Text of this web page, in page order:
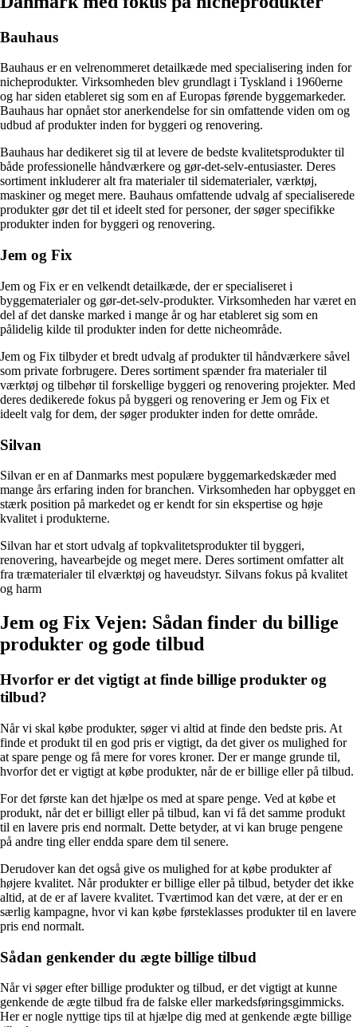
Bauhaus
Bauhaus er en velrenommeret detailkæde med specialisering inden for
nicheprodukter. Virksomheden blev grundlagt i Tyskland i 1960erne
og har siden etableret sig som en af Europas førende byggemarkeder.
Bauhaus har opnået stor anerkendelse for sin omfattende viden om og
udbud af produkter inden for byggeri og renovering.
Bauhaus har dedikeret sig til at levere de bedste kvalitetsprodukter til
både professionelle håndværkere og gør-det-selv-entusiaster. Deres
sortiment inkluderer alt fra materialer til sidematerialer, værktøj,
maskiner og meget mere. Bauhaus omfattende udvalg af specialiserede
produkter gør det til et ideelt sted for personer, der søger specifikke
produkter inden for byggeri og renovering.
Jem og Fix
Jem og Fix er en velkendt detailkæde, der er specialiseret i
byggematerialer og gør-det-selv-produkter. Virksomheden har været en
del af det danske marked i mange år og har etableret sig som en
pålidelig kilde til produkter inden for dette nicheområde.
Jem og Fix tilbyder et bredt udvalg af produkter til håndværkere såvel
som private forbrugere. Deres sortiment spænder fra materialer til
værktøj og tilbehør til forskellige byggeri og renovering projekter. Med
deres dedikerede fokus på byggeri og renovering er Jem og Fix et
ideelt valg for dem, der søger produkter inden for dette område.
Silvan
Silvan er en af Danmarks mest populære byggemarkedskæder med
mange års erfaring inden for branchen. Virksomheden har opbygget en
stærk position på markedet og er kendt for sin ekspertise og høje
kvalitet i produkterne.
Silvan har et stort udvalg af topkvalitetsprodukter til byggeri,
renovering, havearbejde og meget mere. Deres sortiment omfatter alt
fra træmaterialer til elværktøj og haveudstyr. Silvans fokus på kvalitet
og harm
Jem og Fix Vejen: Sådan finder du billige
produkter og gode tilbud
Hvorfor er det vigtigt at finde billige produkter og
tilbud?
Når vi skal købe produkter, søger vi altid at finde den bedste pris. At
finde et produkt til en god pris er vigtigt, da det giver os mulighed for
at spare penge og få mere for vores kroner. Der er mange grunde til,
hvorfor det er vigtigt at købe produkter, når de er billige eller på tilbud.
For det første kan det hjælpe os med at spare penge. Ved at købe et
produkt, når det er billigt eller på tilbud, kan vi få det samme produkt
til en lavere pris end normalt. Dette betyder, at vi kan bruge pengene
på andre ting eller endda spare dem til senere.
Derudover kan det også give os mulighed for at købe produkter af
højere kvalitet. Når produkter er billige eller på tilbud, betyder det ikke
altid, at de er af lavere kvalitet. Tværtimod kan det være, at der er en
særlig kampagne, hvor vi kan købe førsteklasses produkter til en lavere
pris end normalt.
Sådan genkender du ægte billige tilbud
Når vi søger efter billige produkter og tilbud, er det vigtigt at kunne
genkende de ægte tilbud fra de falske eller markedsføringsgimmicks.
Her er nogle nyttige tips til at hjælpe dig med at genkende ægte billige